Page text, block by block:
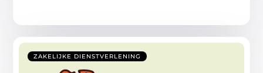
ZAKELIJKE DIENSTVERLENING